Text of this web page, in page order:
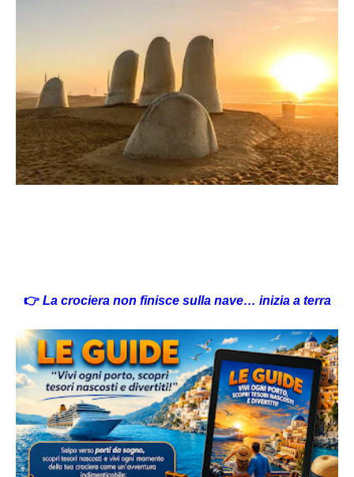
👉 La crociera non finisce sulla nave… inizia a terra